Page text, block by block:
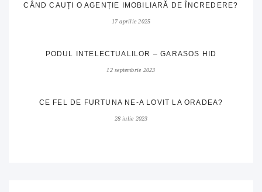
CÂND CAUȚI O AGENȚIE IMOBILIARĂ DE ÎNCREDERE?
17 aprilie 2025
PODUL INTELECTUALILOR – GARASOS HID
12 septembrie 2023
CE FEL DE FURTUNA NE-A LOVIT LA ORADEA?
28 iulie 2023